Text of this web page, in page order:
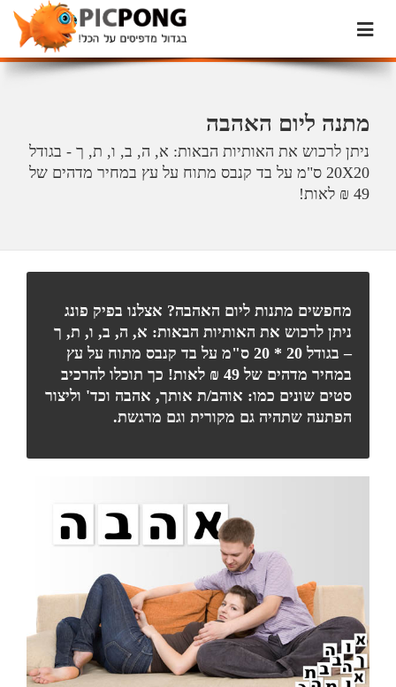
מתנה ליום האהבה
ניתן לרכוש את האותיות הבאות: א, ה, ב, ו, ת, ך - בגודל
20X20 ס"מ על בד קנבס מתוח על עץ במחיר מדהים של
49 ₪ לאות!
מחפשים מתנות ליום האהבה? אצלנו בפיק פונג
ניתן לרכוש את האותיות הבאות: א, ה, ב, ו, ת, ך
– בגודל 20 * 20 ס"מ על בד קנבס מתוח על עץ
במחיר מדהים של 49 ₪ לאות!
כך תוכלו להרכיב
סטים שונים כמו: אוהב/ת אותך, אהבה וכד' וליצור
הפתעה שתהיה גם מקורית וגם מרגשת.